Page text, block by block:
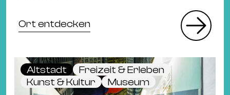
Ort entdecken
Altstadt
Freizeit & Erleben
Kunst & Kultur
Museum